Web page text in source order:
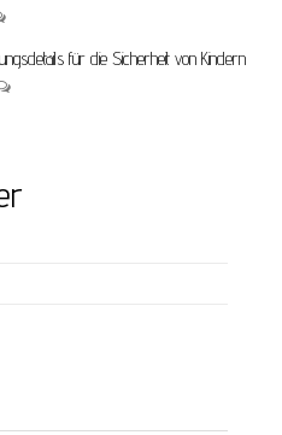
für die Sicherheit von Kindern